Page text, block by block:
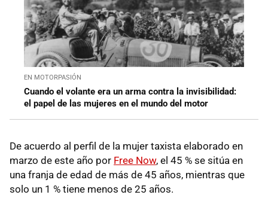
EN MOTORPASIÓN
Cuando el volante era un arma contra la invisibilidad:
el papel de las mujeres en el mundo del motor
De acuerdo al perfil de la mujer taxista elaborado en
marzo de este año por Free Now, el 45 % se sitúa en
una franja de edad de más de 45 años, mientras que
solo un 1 % tiene menos de 25 años.